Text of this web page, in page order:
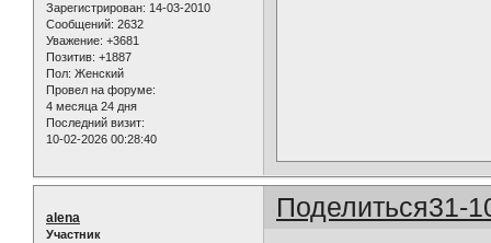
Зарегистрирован: 14-03-2010
Сообщений: 2632
Уважение: +3681
Позитив: +1887
Пол: Женский
Провел на форуме:
4 месяца 24 дня
Последний визит:
10-02-2026 00:28:40
Поделиться31-
alena
Участник